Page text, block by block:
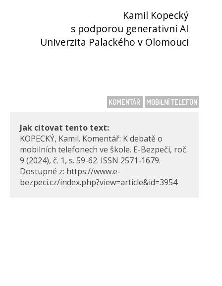
Kamil Kopecký
s podporou generativní AI
Univerzita Palackého v Olomouci
KOMENTÁŘ MOBILNÍ TELEFON
Jak citovat tento text:
KOPECKÝ, Kamil. Komentář: K debatě o
mobilních telefonech ve škole. E-Bezpečí, roč.
9 (2024), č. 1, s. 59-62. ISSN 2571-1679.
Dostupné z: https://www.e-
bezpeci.cz/index.php?view=article&id=3954